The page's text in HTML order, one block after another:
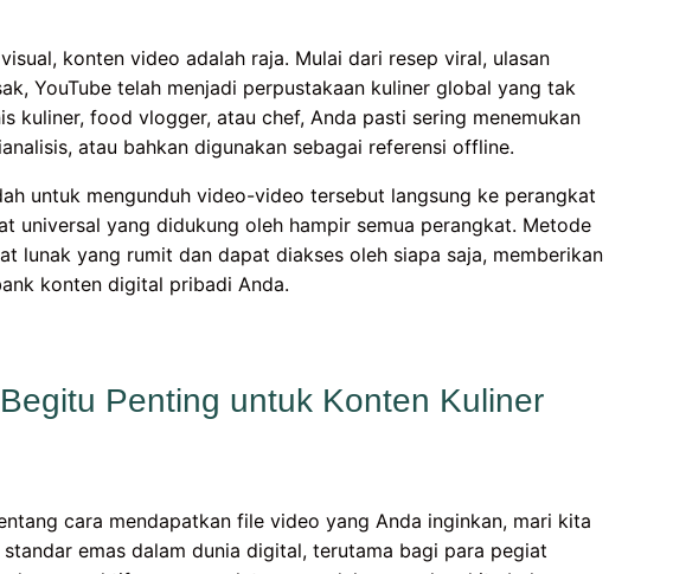
konten video adalah raja. Mulai dari resep viral, ulasan
YouTube telah menjadi perpustakaan kuliner global yang tak
kuliner, food vlogger, atau chef, Anda pasti sering menemukan
atau bahkan digunakan sebagai referensi offline.
untuk mengunduh video-video tersebut langsung ke perangkat
universal yang didukung oleh hampir semua perangkat. Metode
lunak yang rumit dan dapat diakses oleh siapa saja, memberikan
konten digital pribadi Anda.
Penting untuk Konten Kuliner
cara mendapatkan file video yang Anda inginkan, mari kita
emas dalam dunia digital, terutama bagi para pegiat